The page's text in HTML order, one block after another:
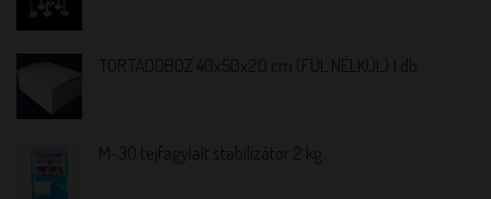
TORTADOBOZ 40x50x20 cm (FÜL NÉLKÜL) 1 db
M-30 tejfagylalt stabilizátor 2 kg